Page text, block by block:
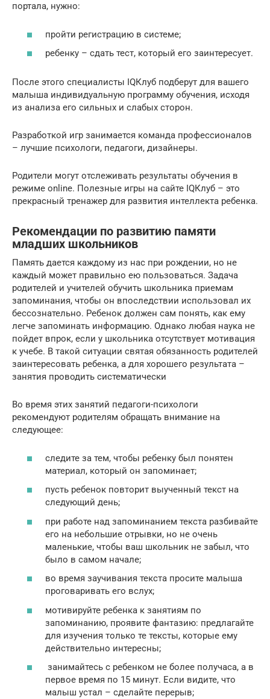
портала, нужно:
пройти регистрацию в системе;
ребенку – сдать тест, который его заинтересует.
После этого специалисты IQКлуб подберут для вашего
малыша индивидуальную программу обучения, исходя
из анализа его сильных и слабых сторон.
Разработкой игр занимается команда профессионалов
– лучшие психологи, педагоги, дизайнеры.
Родители могут отслеживать результаты обучения в
режиме online. Полезные игры на сайте IQКлуб – это
прекрасный тренажер для развития интеллекта ребенка.
Рекомендации по развитию памяти
младших школьников
Память дается каждому из нас при рождении, но не
каждый может правильно ею пользоваться. Задача
родителей и учителей обучить школьника приемам
запоминания, чтобы он впоследствии использовал их
бессознательно. Ребенок должен сам понять, как ему
легче запоминать информацию. Однако любая наука не
пойдет впрок, если у школьника отсутствует мотивация
к учебе. В такой ситуации святая обязанность родителей
заинтересовать ребенка, а для хорошего результата –
занятия проводить систематически
Во время этих занятий педагоги-психологи
рекомендуют родителям обращать внимание на
следующее:
следите за тем, чтобы ребенку был понятен
материал, который он запоминает;
пусть ребенок повторит выученный текст на
следующий день;
при работе над запоминанием текста разбивайте
его на небольшие отрывки, но не очень
маленькие, чтобы ваш школьник не забыл, что
было в самом начале;
во время заучивания текста просите малыша
проговаривать его вслух;
мотивируйте ребенка к занятиям по
запоминанию, проявите фантазию: предлагайте
для изучения только те тексты, которые ему
действительно интересны;
занимайтесь с ребенком не более получаса, а в
первое время по 15 минут. Если видите, что
малыш устал – сделайте перерыв;